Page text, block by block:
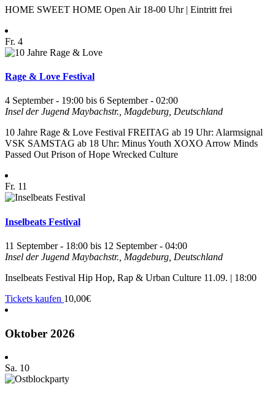
HOME SWEET HOME Open Air 18-00 Uhr | Eintritt frei
Fr. 4
Rage & Love Festival
4 September - 19:00 bis 6 September - 02:00
Insel der Jugend Maybachstr., Magdeburg, Deutschland
10 Jahre Rage & Love Festival FREITAG ab 19 Uhr: Alarmsignal
VSK SAMSTAG ab 18 Uhr: Minus Youth XOXO Arrow Minds
Passed Out Prison of Hope Wrecked Culture
Fr. 11
Inselbeats Festival
11 September - 18:00 bis 12 September - 04:00
Insel der Jugend Maybachstr., Magdeburg, Deutschland
Inselbeats Festival Hip Hop, Rap & Urban Culture 11.09. | 18:00
Tickets kaufen 10,00€
Oktober 2026
Sa. 10